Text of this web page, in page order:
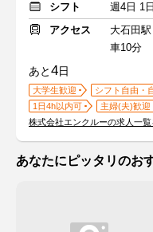
シフト
週4日 1
アクセス
大石田駅
車10分
あと4日
大学生歓迎 シフト自由・
1日4h以内可
主婦(夫)歓迎
株式会社エンクルーの求人一覧
あなたにピッタリのお